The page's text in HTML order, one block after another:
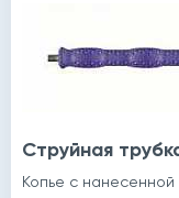
Струйная
Копье с